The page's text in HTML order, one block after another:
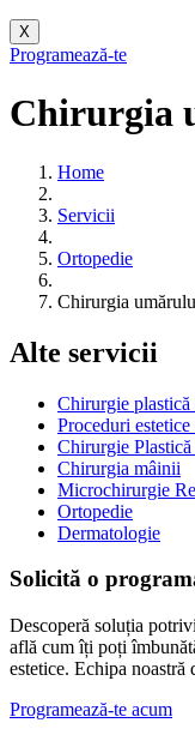
X
Programează-te
Chirurgia
Home
Servicii
Ortopedie
Chirurgia
Alte servicii
Chirurgie plastică
Proceduri
Chirurgie
Chirurgia mâinii
Microchirurgie
Ortopedie
Dermatologie
Solicită o
Descoperă soluția
află cum îți poți
estetice. Echipa noastră
Programează-te acum